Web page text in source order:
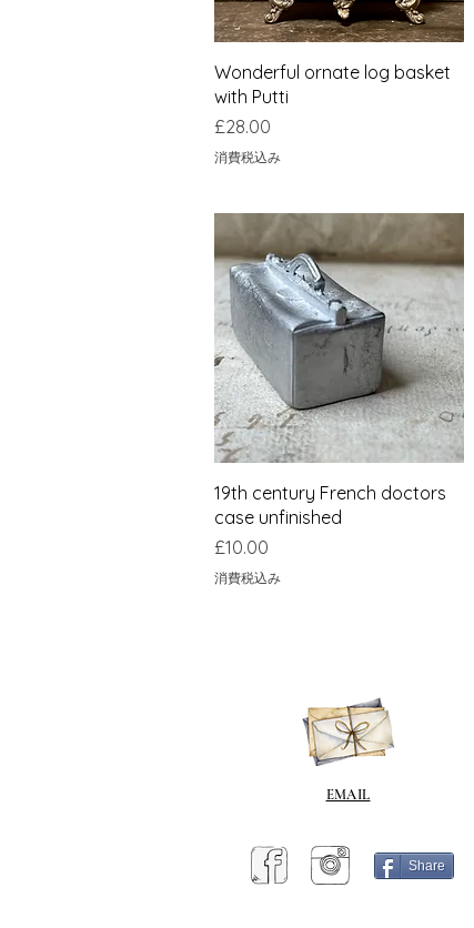
クイックビュー
Wonderful ornate log basket
with Putti
価格
£28.00
消費税込み
クイックビュー
19th century French doctors
case unfinished
価格
£10.00
消費税込み
EMAIL
Share